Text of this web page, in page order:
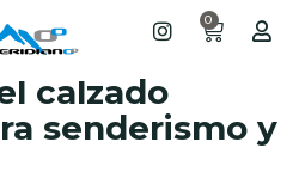
0
calzado
senderismo y